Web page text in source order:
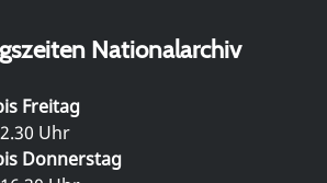
Nationalarchiv
Freitag
Uhr
Donnerstag